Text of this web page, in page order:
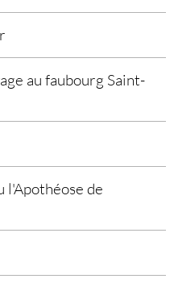
au faubourg Saint-
l'Apothéose de